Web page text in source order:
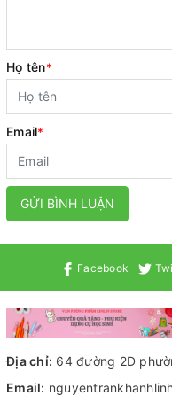
Họ tên*
Email*
GỬI BÌNH LUẬN
Facebook
Địa chỉ: 64 đường 2D
Email: